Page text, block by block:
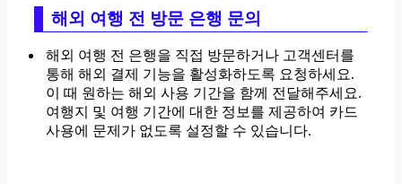
해외 여행 전 방문 은행 문의
해외 여행 전 은행을 직접 방문하거나 고객센터를
통해 해외 결제 기능을 활성화하도록 요청하세요.
이 때 원하는 해외 사용 기간을 함께 전달해주세요.
여행지 및 여행 기간에 대한 정보를 제공하여 카드
사용에 문제가 없도록 설정할 수 있습니다.